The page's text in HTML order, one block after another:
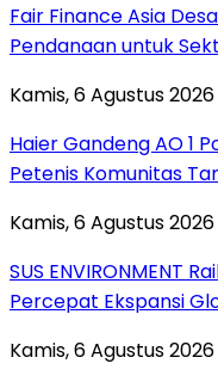
Fair Finance Asia
Pendanaan untuk
Kamis, 6 Agustus 2026
Haier Gandeng AO 1
Petenis Komunitas
Kamis, 6 Agustus 2026
SUS ENVIRONMENT
Percepat Ekspansi
Kamis, 6 Agustus